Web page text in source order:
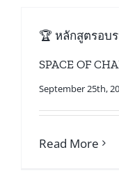
🏆 หลักสูตรอบ
SPACE OF
September 25th,
Read More